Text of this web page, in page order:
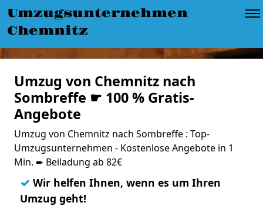
Umzugsunternehmen
Chemnitz
Umzug von Chemnitz nach
Sombreffe ☛ 100 % Gratis-
Angebote
Umzug von Chemnitz nach Sombreffe : Top-
Umzugsunternehmen - Kostenlose Angebote in 1
Min. ➨ Beiladung ab 82€
✓ Wir helfen Ihnen, wenn es um Ihren
Umzug geht!